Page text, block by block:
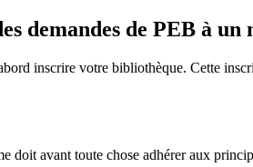
demandes de PEB à un
inscrire votre bibliothèque. Cette
doit avant toute chose adhérer aux